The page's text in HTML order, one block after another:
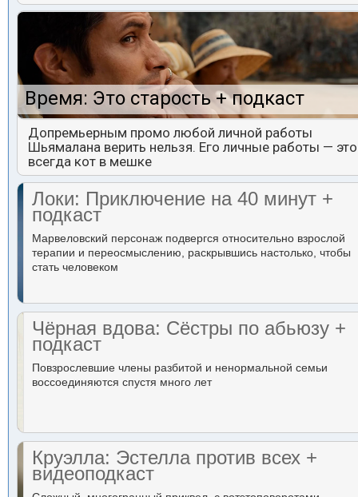
Время: Это старость + подкаст
Допремьерным промо любой личной работы
Шьямалана верить нельзя. Его личные работы — это
всегда кот в мешке
Локи: Приключение на 40 минут +
подкаст
Марвеловский персонаж подвергся относительно взрослой
терапии и переосмыслению, раскрывшись настолько, чтобы
стать человеком
Чёрная вдова: Сёстры по абьюзу +
подкаст
Повзрослевшие члены разбитой и ненормальной семьи
воссоединяются спустя много лет
Круэлла: Эстелла против всех +
видеоподкаст